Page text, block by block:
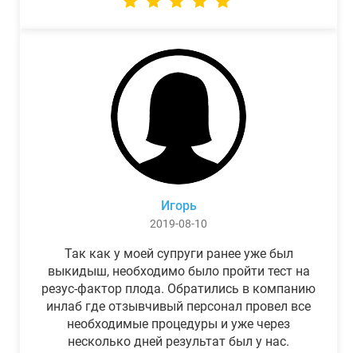
Игорь
2019-08-10
Так как у моей супруги ранее уже был
выкидыш, необходимо было пройти тест на
резус-фактор плода. Обратились в компанию
инлаб где отзывчивый персонал провел все
необходимые процедуры и уже через
несколько дней результат был у нас.